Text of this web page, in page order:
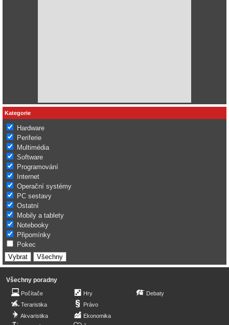
Kategorie
Hardware
Periferie
Multimédia
Software
Programování
Internet
Operační systémy
PC sestavy
Ostatní
Mobily a tablety
Notebooky
Připomínky
Pokec
Všechny poradny
Počítače
Teraristika
Akvaristika
Hry
Právo
Ekonomika
Debaty